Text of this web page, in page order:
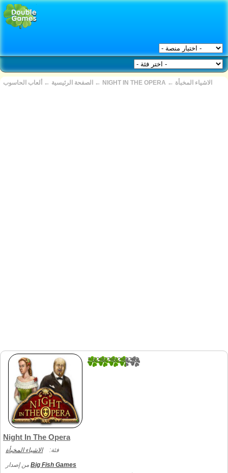
الصفحة الرئيسية ← ألعاب الحاسوب ← NIGHT IN THE OPERA ← الاشياء المخبأة
2.9230769230769
Night In The Opera
فئة: الاشياء المخبأة
Big Fish Games